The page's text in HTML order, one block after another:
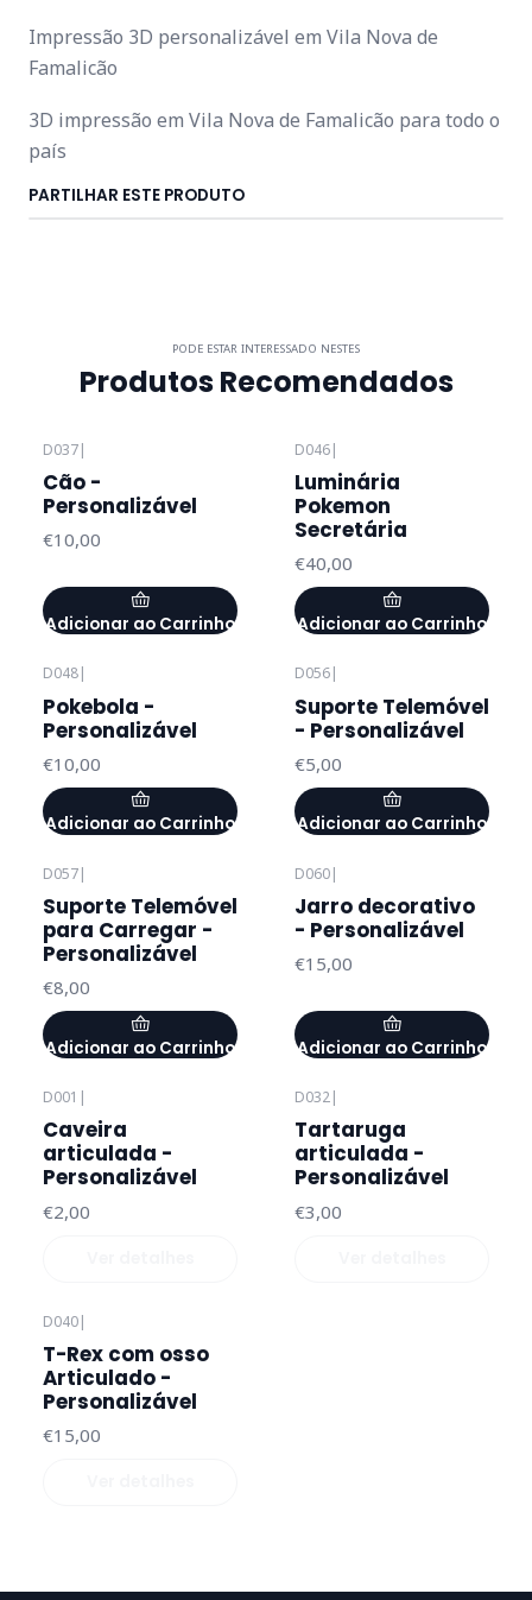
Impressão 3D personalizável em Vila Nova de
Famalicão
3D impressão em Vila Nova de Famalicão para todo o
país
PARTILHAR ESTE PRODUTO
PODE ESTAR INTERESSADO NESTES
Produtos Recomendados
D037|
Cão -
Personalizável
€10,00
Adicionar ao Carrinho
D046|
Luminária
Pokemon
Secretária
€40,00
Adicionar ao Carrinho
D048|
Pokebola -
Personalizável
€10,00
Adicionar ao Carrinho
D056|
Suporte Telemóvel
- Personalizável
€5,00
Adicionar ao Carrinho
D057|
Suporte Telemóvel
para Carregar -
Personalizável
€8,00
Adicionar ao Carrinho
D060|
Jarro decorativo
- Personalizável
€15,00
Adicionar ao Carrinho
Esgotado
D001 |
Caveira
articulada -
Personalizável
€2,00
D032|
Tartaruga
articulada -
Personalizável
€3,00
D040|
T-Rex com osso
Articulado -
Personalizável
€15,00